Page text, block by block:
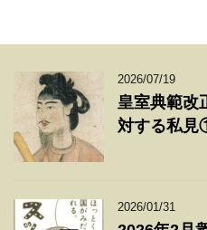
2026/07/19
皇室典範改
対する私
2026/01/31